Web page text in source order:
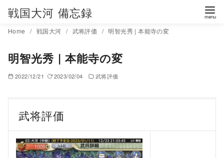
戦国大河 備忘録
Home 戦国大河 武将評価 明智光秀 | 本能寺の変
明智光秀 | 本能寺の変
2022/12/21 2023/02/04 武将評価
武将評価